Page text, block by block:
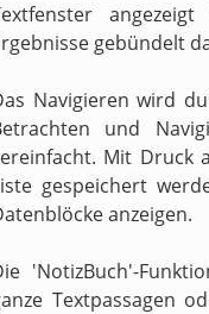
gebündelt
Navigieren wird
und
Mit Druck
gespeichert
anzeigen.
'NotizBuch'-
Textpassagen